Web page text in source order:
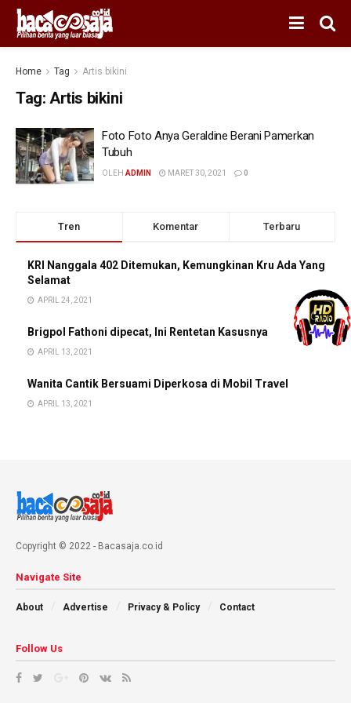
Home Tag Artis bikini
Tag: Artis bikini
Foto Foto Anya Geraldine Berani Pamerkan
Tubuh
OLEH ADMIN MARET 30, 2021 0
Tren Komentar Terbaru
KRI Nanggala 402 Ditemukan, Kemungkinan Kru Ada Yang
Selamat
APRIL 24, 2021
Brigpol Fathoni dipecat, Ini Rentetan Kasusnya
APRIL 13, 2021
Wanita Cantik Bersuami Diperkosa di Mobil Travel
APRIL 13, 2021
Copyright © 2022 - Bacasaja.co.id
Navigate Site
About Advertise Privacy & Policy Contact
Follow Us